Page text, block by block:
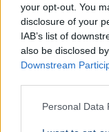
your opt-out. You
disclosure of your
IAB’s list of
also be disclosed
Downstream
Personal Data